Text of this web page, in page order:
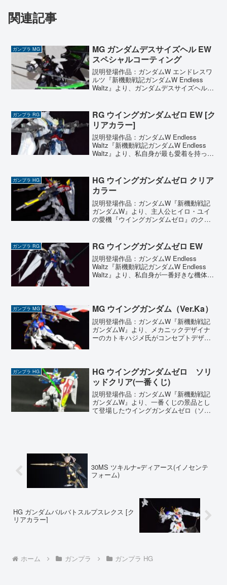
関連記事
ガンプラ MG
MG ガンダムデスサイズヘル EW
スペシャルコーティング
説明登場作品：ガンダムW エンドレスワ
ルツ『新機動戦記ガンダムW Endless
Waltz』より、ガンダムデスサイズヘル
とさせる大型の翼が特徴で、まさに『死
神』の名...
ガンプラ RG
RG ウイングガンダムゼロ EW [ク
リアカラー]
説明登場作品：ガンダムW Endless
Waltz『新機動戦記ガンダムW Endless
Waltz』より、私自身が最も愛着を持って
な天使の羽もクリア成形となったこ...
ガンプラ HG
HG ウイングガンダムゼロ クリア
カラー
説明登場作品：ガンダムW『新機動戦記
ガンダムW』より、主人公ヒイロ・ユイ
の愛機『ウイングガンダムゼロ』のクリ
見つけた瞬間、迷わず手に取った一品で
す。クリアパーツの美しさ...
ガンプラ RG RG ウイングガンダムゼロ EW
説明登場作品：ガンダムW Endless
Waltz『新機動戦記ガンダムW Endless
Waltz』より、私自身が一番好きな機体で
ガンプラ MG MG ウイングガンダム（Ver.Ka）
説明登場作品：ガンダムW『新機動戦記
ガンダムW』より、メカニックデザイナ
ーのカトキハジメ氏がコンセプトデザイ
より航空機に近い洗...
ガンプラ HG
HG ウイングガンダムゼロ ソリ
ッドクリア(一番くじ)
説明登場作品：ガンダムW『新機動戦記
ガンダムW』より、一番くじの景品とし
て登場したウイングガンダムゼロ（ソリ
30MS ツキルナ=ディアース(イノセンテ
フォーム)
HG ガンダムバルバトスルプスレクス [ク
リアカラー]
ホーム ガンプラ ガンプラ HG